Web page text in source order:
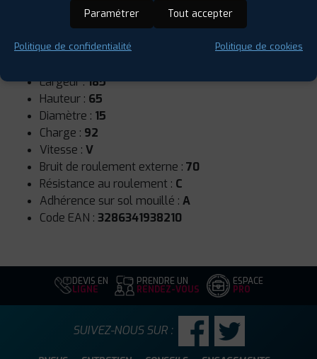
Saison :4 Saisons
Largeur :185
Hauteur : 65
Diamètre : 15
Charge : 92
Vitesse : V
Bruit de roulement externe : 70
Résistance au roulement : C
Adhérence sur sol mouillé : A
Code EAN : 3286341938210
DEVIS EN
LIGNE
PRENDRE UN
RENDEZ-VOUS
ESPACE
PRO
SUIVEZ-NOUS SUR :
Paramétrer Tout accepter
Politique de confidentialité Politique de cookies